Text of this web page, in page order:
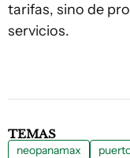
tarifas, sino de
servicios.
TEMAS
neopanamax